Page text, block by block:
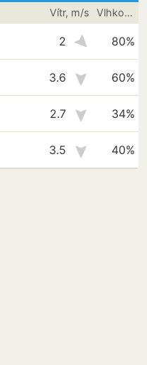
Vítr, m/s Vlhkost vzduchu
2 80%
3.6 60%
2.7 34%
3.5 40%